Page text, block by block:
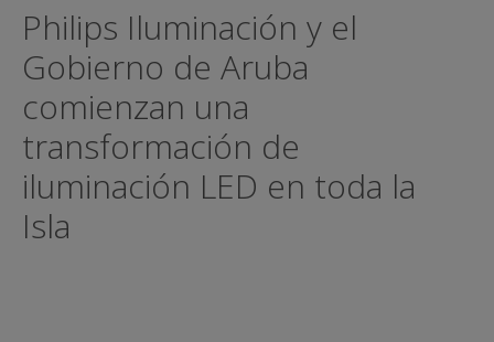
Philips Iluminación y el
Gobierno de Aruba
comienzan una
transformación de
iluminación LED en toda la
Isla